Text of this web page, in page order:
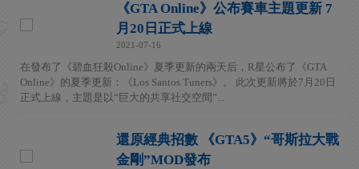
《GTA Online》公布賽車主題更新 7
月20日正式上線
2021-07-16
在發布了《碧血狂殺Online》夏季更新的兩天后，R星公布了《GTA
Online》的夏季更新：《Los Santos Tuners》。 此次更新將於7月20日
正式上線，主題是以“巨大的共享社交空間”...
還原經典招數 《GTA5》“哥斯拉大戰
金剛”MOD發布